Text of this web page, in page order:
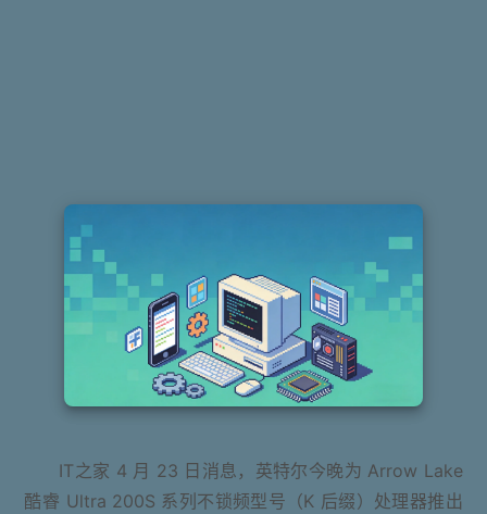
IT之家 4 月 23 日消息，英特尔今晚为 Arrow Lake
酷睿 Ultra 200S 系列不锁频型号（K 后缀）处理器推出